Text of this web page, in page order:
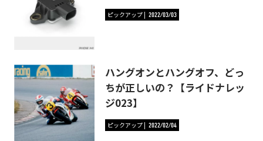
ピックアップ 2022/03/03
ハングオンとハングオフ、どっ
ちが正しいの？【ライドナレッ
ジ023】
ピックアップ 2022/02/04